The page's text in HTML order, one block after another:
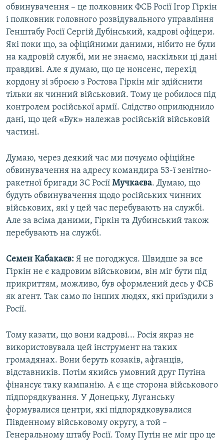
обвинувачення – це полковник ФСБ Росії Ігор Гіркін
і полковник головного розвідувального управління
Генштабу Росії Сергій Дубінський, кадрові офіцери.
Які поки що, за офіційними даними, нібито не були
на кадровій службі, ми не знаємо, наскільки ці дані
правдиві. Але я думаю, що це нонсенс, перехід
кордону зі зброєю з Ростова Гіркін міг здійснити
тільки як чинний військовий. Тому це робилося під
контролем російської армії. Слідство оприлюднило
дані, що цей «Бук» належав російській військовій
частині.
Думаю, через деякий час ми почуємо офіційне
обвинувачення на адресу командира 53-ї зенітно-
ракетної бригади ЗС Росії Мучкаєва. Думаю, що
будуть обвинувачення щодо російських чинних
військових, які у цей час перебувають на службі.
Але за всіма даними, Гіркін та Дубинський також
перебувають на службі.
Семен Кабакаєв: Я не погоджуся. Швидше за все
Гіркін не є кадровим військовим, він міг бути під
прикриттям, можливо, був оформлений десь у ФСБ
як агент. Так само по інших людях, які приїздили з
Росії.
Тому казати, що вони кадрові... Росія якраз не
використовувала цей інструмент на таких
громадянах. Вони беруть козаків, афганців,
відставників. Потім якийсь умовний друг Путіна
фінансує таку кампанію. А є ще сторона військового
підпорядкування. У Донецьку, Луганську
формувалися центри, які підпорядковувалися
Південному військовому округу, а той –
Генеральному штабу Росії. Тому Путін не міг про це